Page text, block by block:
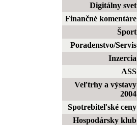
Digitálny svet
Finančné komentáre
Šport
Poradenstvo/Servis
Inzercia
ASS
Veľtrhy a výstavy
2004
Spotrebiteľské ceny
Hospodársky klub